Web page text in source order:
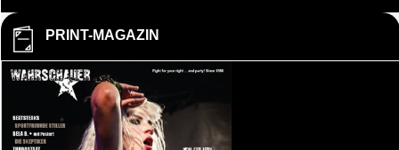
PRINT-MAGAZIN